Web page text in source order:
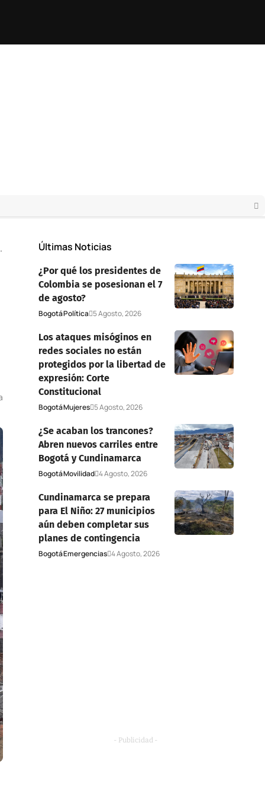
Últimas Noticias
¿Por qué los presidentes de
Colombia se posesionan el 7
de agosto?
BogotáPolítica 5 Agosto, 2026
Los ataques misóginos en
redes sociales no están
protegidos por la libertad de
expresión: Corte
Constitucional
BogotáMujeres 5 Agosto, 2026
¿Se acaban los trancones?
Abren nuevos carriles entre
Bogotá y Cundinamarca
BogotáMovilidad 4 Agosto, 2026
Cundinamarca se prepara
para El Niño: 27 municipios
aún deben completar sus
planes de contingencia
BogotáEmergencias 4 Agosto, 2026
- Publicidad -